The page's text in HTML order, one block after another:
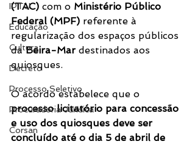
IPTU
Educação
Cultura
Decreto
Processo Seletivo
Procuradoria Jurídica
Corsan
(TAC) com o Ministério Público
Federal (MPF) referente à
regularização dos espaços públicos
da Beira-Mar destinados aos
quiosques.
O acordo estabelece que o
processo licitatório para concessão
e uso dos quiosques deve ser
concluído até o dia 5 de abril de